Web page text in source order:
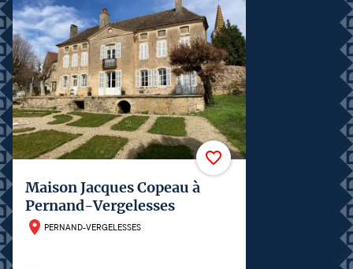
Maison Jacques Copeau à
Pernand-Vergelesses
PERNAND-VERGELESSES